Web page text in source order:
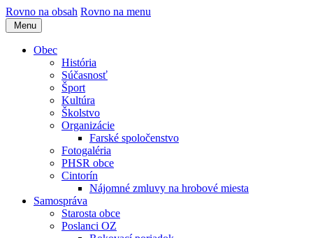
Rovno na obsah Rovno na menu
Menu
Obec
História
Súčasnosť
Šport
Kultúra
Školstvo
Organizácie
Farské spoločenstvo
Fotogaléria
PHSR obce
Cintorín
Nájomné zmluvy na hrobové miesta
Samospráva
Starosta obce
Poslanci OZ